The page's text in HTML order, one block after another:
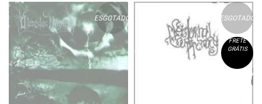
ESGOTADO ESGOTADO
FRETE
GRÁTIS